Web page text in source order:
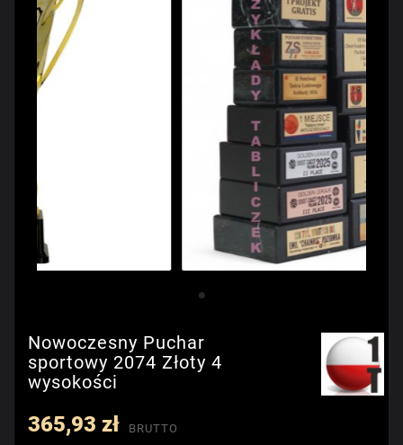
Nowoczesny Puchar
sportowy 2074 Złoty 4
wysokości
365,93 zł BRUTTO